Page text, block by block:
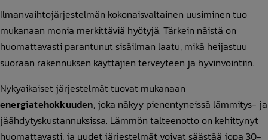
Ilmanvaihtojärjestelmän kokonaisvaltainen uusiminen tuo
mukanaan monia merkittäviä hyötyjä. Tärkein näistä on
huomattavasti parantunut sisäilman laatu, mikä heijastuu
suoraan rakennuksen käyttäjien terveyteen ja hyvinvointiin.
Nykyaikaiset järjestelmät tuovat mukanaan
energiatehokkuuden, joka näkyy pienentyneissä lämmitys- ja
jäähdytyskustannuksissa. Lämmön talteenotto on kehittynyt
huomattavasti, ja uudet järjestelmät voivat säästää jopa 30-